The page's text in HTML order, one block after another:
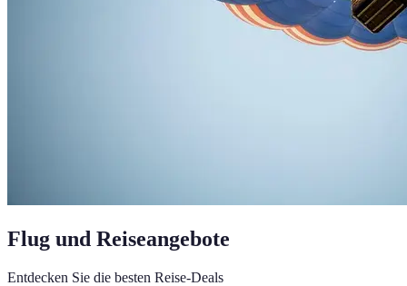
Flug und Reiseangebote
Entdecken Sie die besten Reise-Deals